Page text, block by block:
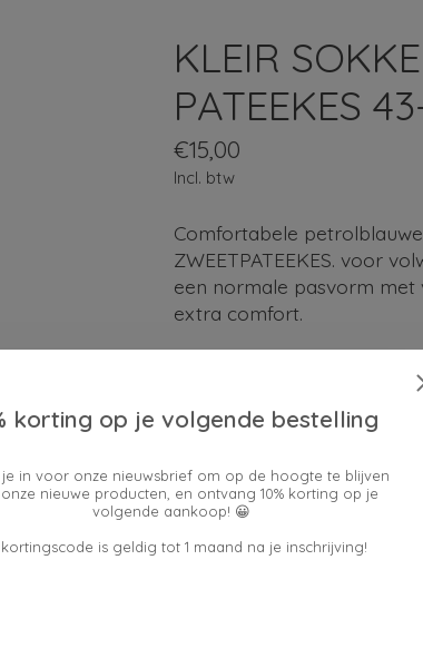
KLEIR
PATEEKES
€15,00
Incl. btw
Comfortabele
ZWEETPATEEKES. voor
een normale pasvorm
extra comfort.
De beoordeling van dit
Maak een keuze: *
korting op je volgende bestelling
in voor onze nieuwsbrief om op de hoogte te blijven
nieuwe producten, en ontvang 10% korting op je
volgende aankoop! 😀
is geldig tot 1 maand na je inschrijving!